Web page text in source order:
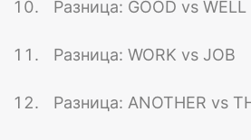
Разница: GOOD vs WELL
Разница: WORK vs JOB
Разница: ANOTHER vs